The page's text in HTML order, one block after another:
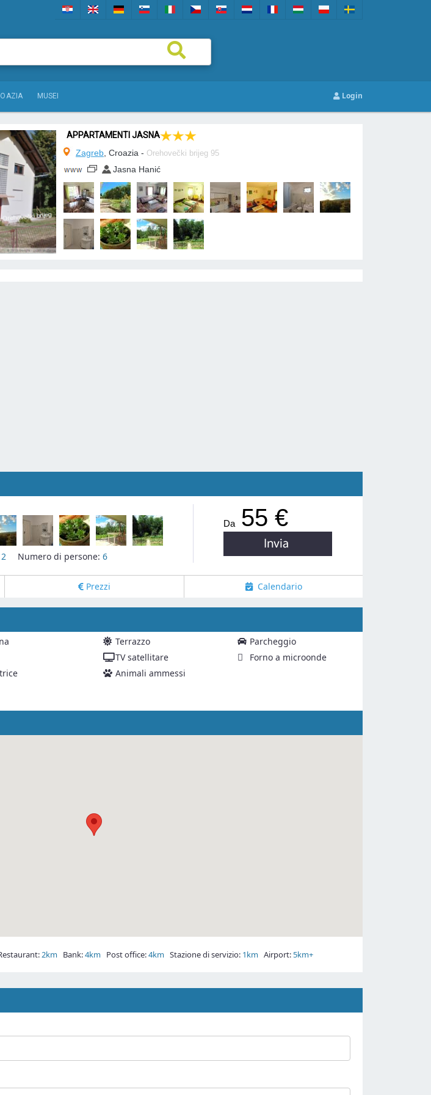
MUSEI Login
APPARTAMENTI JASNA
Zagreb , Croazia - Orehovečki brijeg 95
Jasna Hanić
2 Numero di persone: 6
Da 55 €
Prezzi Calendario
Terrazzo
Parcheggio
TV satellitare
Forno a microonde
Animali ammessi
2km Bank:4km Post office:4km Stazione di servizio: 1km Airport: 5km+